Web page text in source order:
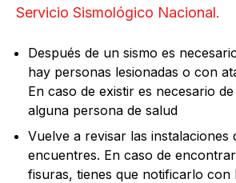
Servicio Sismológico Nacional.
Después de un sismo es
hay personas lesionadas o con
En caso de existir es necesario
alguna persona de salud
Vuelve a revisar las instalaciones
encuentres. En caso de
fisuras, tienes que notificarlo con